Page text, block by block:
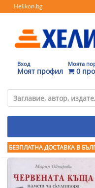
Helikon.bg
Вход
Моят профил
Моята
0
БЕЗПЛАТНА ДОСТАВКА В